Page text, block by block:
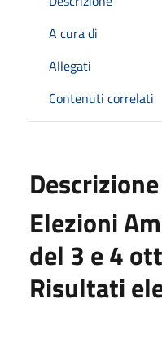
A cura di
Allegati
Contenuti correlati
Descrizione
Elezioni
del 3 e 4
Risultati